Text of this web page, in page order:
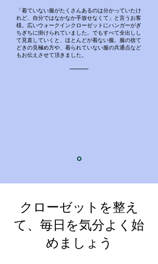
「着ていない服がたくさんあるのは分かっていたけ
れど、自分ではなかなか手放せなくて」と言うお客
様。広いウォークインクローゼットにハンガーがぎ
ちぎちに掛けられていました。でもすべて全出しし
て見直していくと、ほとんどが着ない服。服の捨て
どきの見極め方や、着られていない服の共通点など
もお伝えさせて頂きました。
クローゼットを整え
て、毎日を気分よく始
めましょう